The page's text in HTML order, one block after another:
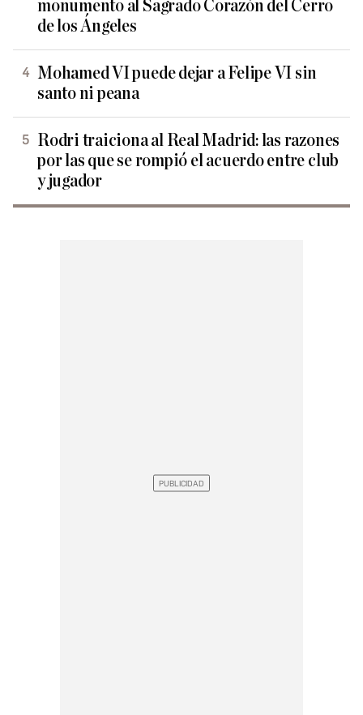
monumento al Sagrado Corazón del Cerro
de los Ángeles
Mohamed VI puede dejar a Felipe VI sin
santo ni peana
Rodri traiciona al Real Madrid: las razones
por las que se rompió el acuerdo entre club
y jugador